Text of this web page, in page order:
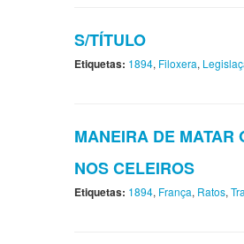
S/TÍTULO
Etiquetas: 1894, Filoxera,
MANEIRA DE MATAR
NOS CELEIROS
Etiquetas: 1894, França, Ratos,